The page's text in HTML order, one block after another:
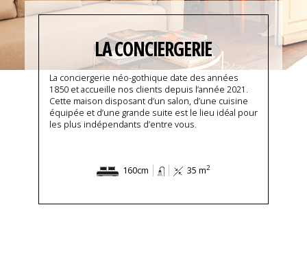
LA CONCIERGERIE
La conciergerie néo-gothique date des années
1850 et accueille nos clients depuis l’année 2021.
Cette maison disposant d’un salon, d’une cuisine
équipée et d’une grande suite est le lieu idéal pour
les plus indépendants d’entre vous.
160cm 35 m2